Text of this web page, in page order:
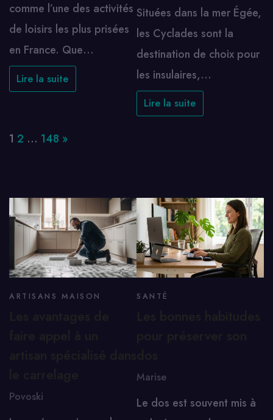
comme l’une des activités
de loisirs les plus prisées
en France. Que…
Lire la suite
Situées dans la mer Égée,
les Cyclades sont la
destination de choix pour
les insulaires,…
Lire la suite
Page:
1 2 … 148 Next
»
ARTISANS MAISON
Povoski
SANTÉ
Marise
Le dos est souvent mis à